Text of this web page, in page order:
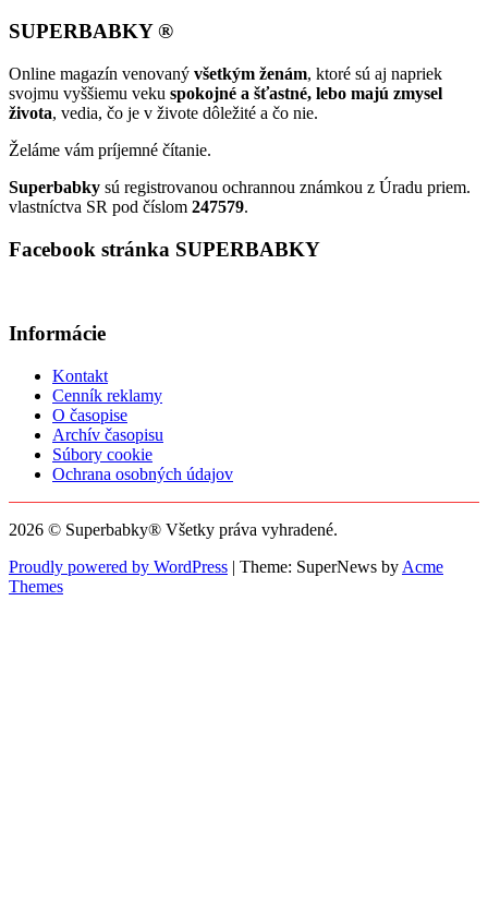
SUPERBABKY ®
Online magazín venovaný všetkým ženám, ktoré sú aj napriek
svojmu vyššiemu veku spokojné a šťastné, lebo majú zmysel
života, vedia, čo je v živote dôležité a čo nie.
Želáme vám príjemné čítanie.
Superbabky sú registrovanou ochrannou známkou z Úradu priem.
vlastníctva SR pod číslom 247579.
Facebook stránka SUPERBABKY
Informácie
Kontakt
Cenník reklamy
O časopise
Archív časopisu
Súbory cookie
Ochrana osobných údajov
2026 © Superbabky® Všetky práva vyhradené.
Proudly powered by WordPress | Theme: SuperNews by Acme
Themes